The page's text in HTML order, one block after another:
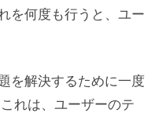
を何度も行うと、ユー
を解決するために一度
れは、ユーザーのテ